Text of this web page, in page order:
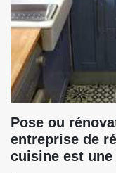
Pose ou
entreprise de
cuisine est une